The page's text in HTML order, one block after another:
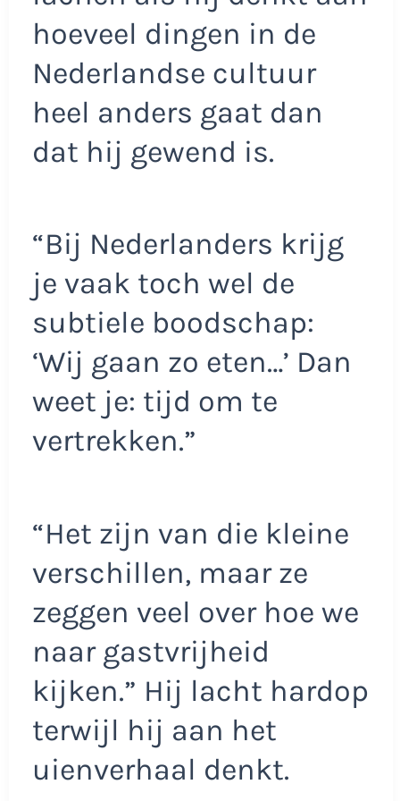
hoeveel dingen in de
Nederlandse cultuur
heel anders gaat dan
dat hij gewend is.
“Bij Nederlanders krijg
je vaak toch wel de
subtiele boodschap:
‘Wij gaan zo eten…’ Dan
weet je: tijd om te
vertrekken.”
“Het zijn van die kleine
verschillen, maar ze
zeggen veel over hoe we
naar gastvrijheid
kijken.” Hij lacht hardop
terwijl hij aan het
uienverhaal denkt.